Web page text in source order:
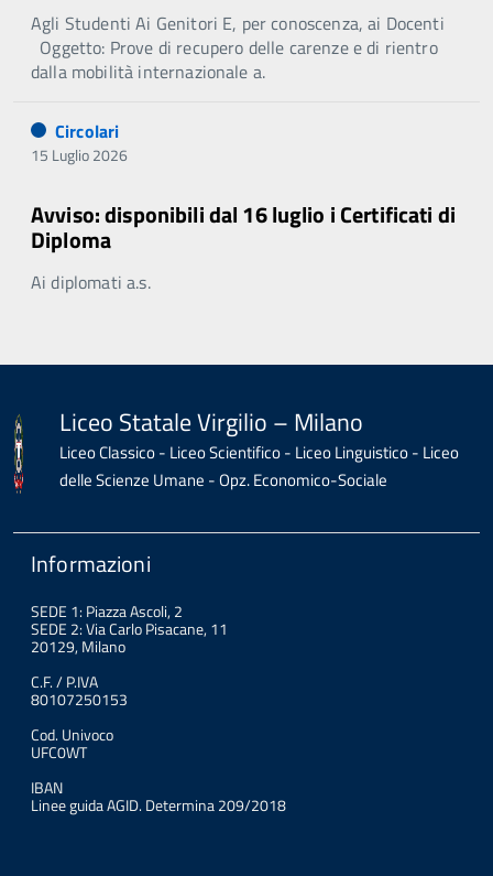
Agli Studenti Ai Genitori E, per conoscenza, ai Docenti
Oggetto: Prove di recupero delle carenze e di rientro
dalla mobilità internazionale a.
Circolari
15 Luglio 2026
Avviso: disponibili dal 16 luglio i Certificati di
Diploma
Ai diplomati a.s.
Liceo Statale Virgilio – Milano
Liceo Classico - Liceo Scientifico - Liceo Linguistico - Liceo
delle Scienze Umane - Opz. Economico-Sociale
Informazioni
SEDE 1: Piazza Ascoli, 2
SEDE 2: Via Carlo Pisacane, 11
20129, Milano
C.F. / P.IVA
80107250153
Cod. Univoco
UFC0WT
IBAN
Linee guida AGID. Determina 209/2018